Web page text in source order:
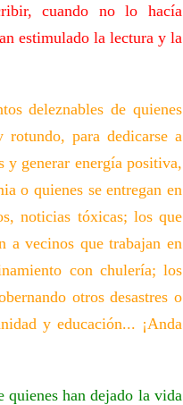
cuando no lo hacía
estimulado la lectura y la
deleznables de quienes
para dedicarse a
y generar energía positiva,
o quienes se entregan en
noticias tóxicas; los que
a vecinos que trabajan en
con chulería; los
otros desastres o
y educación... ¡Anda
han dejado la vida